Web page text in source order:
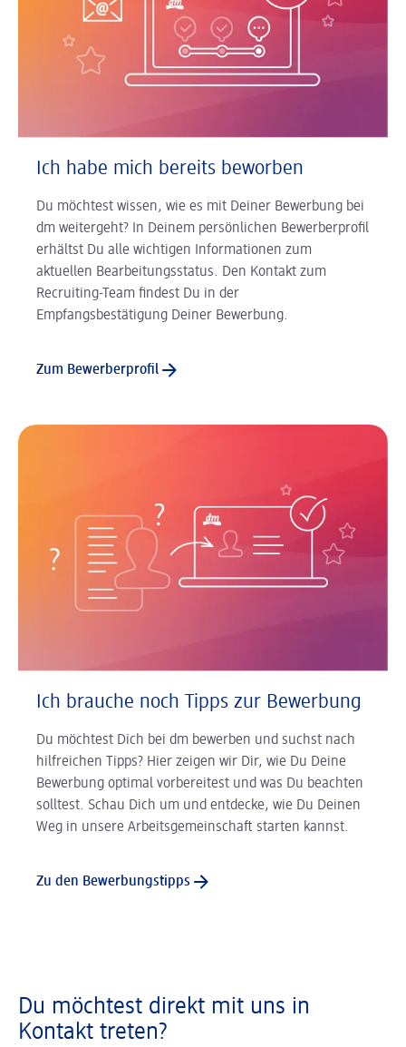
Ich habe mich bereits beworben
Du möchtest wissen, wie es mit Deiner Bewerbung bei
dm weitergeht? In Deinem persönlichen Bewerberprofil
erhältst Du alle wichtigen Informationen zum
aktuellen Bearbeitungsstatus. Den Kontakt zum
Recruiting-Team findest Du in der
Empfangsbestätigung Deiner Bewerbung.
Zum Bewerberprofil
Ich brauche noch Tipps zur Bewerbung
Du möchtest Dich bei dm bewerben und suchst nach
hilfreichen Tipps? Hier zeigen wir Dir, wie Du Deine
Bewerbung optimal vorbereitest und was Du beachten
solltest. Schau Dich um und entdecke, wie Du Deinen
Weg in unsere Arbeitsgemeinschaft starten kannst.
Zu den Bewerbungstipps
Du möchtest direkt mit uns in
Kontakt treten?